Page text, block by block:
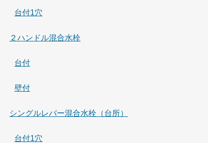
台付1穴
２ハンドル混合水栓
台付
壁付
シングルレバー混合水栓（台所）
台付1穴